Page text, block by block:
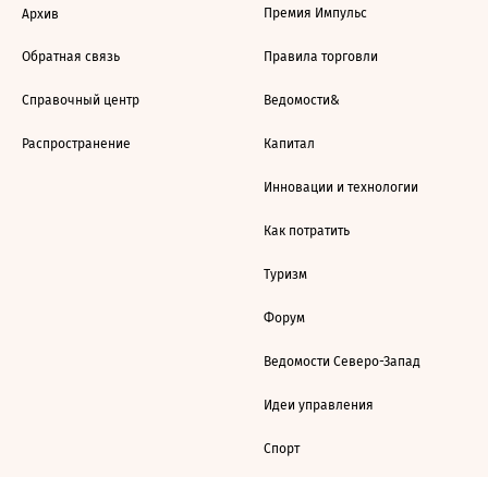
Архив
Обратная связь
Справочный центр
Распространение
Премия Импульс
Правила торговли
Ведомости&
Капитал
Инновации и технологии
Как потратить
Туризм
Форум
Ведомости Северо-Запад
Идеи управления
Спорт